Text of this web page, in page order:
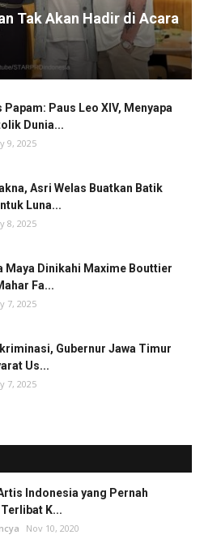
Tak Akan Hadir di Acara
Papam: Paus Leo XIV, Menyapa
Dunia...
9, 2025
Asri Welas Buatkan Batik
Luna...
8, 2025
Maya Dinikahi Maxime Bouttier
Fa...
7, 2025
Gubernur Jawa Timur
Us...
7, 2025
Indonesia yang Pernah
K...
Nov 10, 2020